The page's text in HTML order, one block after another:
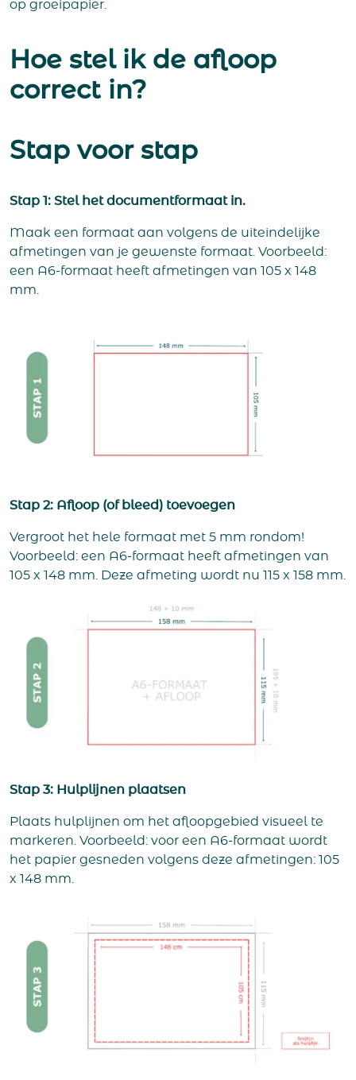
op groeipapier.
Hoe stel ik de afloop
correct in?
Stap voor stap
Stap 1: Stel het documentformaat in.
Maak een formaat aan volgens de uiteindelijke
afmetingen van je gewenste formaat. Voorbeeld:
een A6-formaat heeft afmetingen van 105 x 148
mm.
Stap 2: Afloop (of bleed) toevoegen
Vergroot het hele formaat met 5 mm rondom!
Voorbeeld: een A6-formaat heeft afmetingen van
105 x 148 mm. Deze afmeting wordt nu 115 x 158 mm.
Stap 3: Hulplijnen plaatsen
Plaats hulplijnen om het afloopgebied visueel te
markeren. Voorbeeld: voor een A6-formaat wordt
het papier gesneden volgens deze afmetingen: 105
x 148 mm.